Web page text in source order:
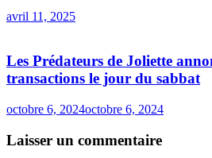
avril 11, 2025
Les Prédateurs de Joliette
transactions le jour du sabbat
octobre 6, 2024octobre 6, 2024
Laisser un commentaire